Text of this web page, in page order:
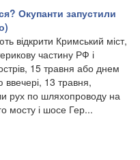
Окупанти запустили
відкрити Кримський міст,
частину РФ і
15 травня або днем
ввечері, 13 травня,
рух по шляхопроводу на
мосту і шосе Гер...